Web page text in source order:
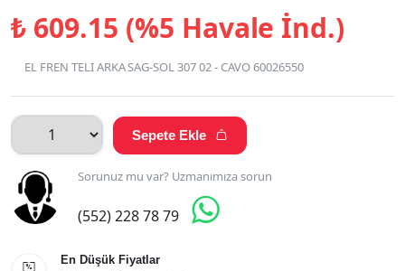
₺609.15 (%5 Havale İnd.)
EL FREN TELI ARKA SAG-SOL 307 02 - CAVO 60026550
Sepete Ekle 
Sorunuz mu var? Uzmanımıza sorun
(552) 228 78 79 
En Düşük Fiyatlar